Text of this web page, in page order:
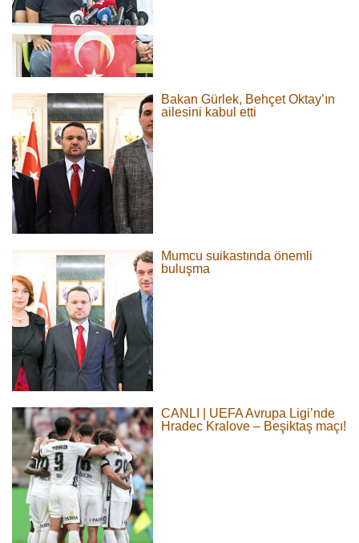
Bakan Gürlek, Behçet Oktay’ın
ailesini kabul etti
Mumcu suikastında önemli
buluşma
CANLI | UEFA Avrupa Ligi’nde
Hradec Kralove – Beşiktaş maçı!